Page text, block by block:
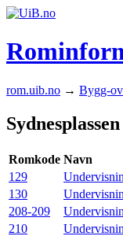
rom.uib.no → Bygg-
Romkode Navn
129
130
208-209
210